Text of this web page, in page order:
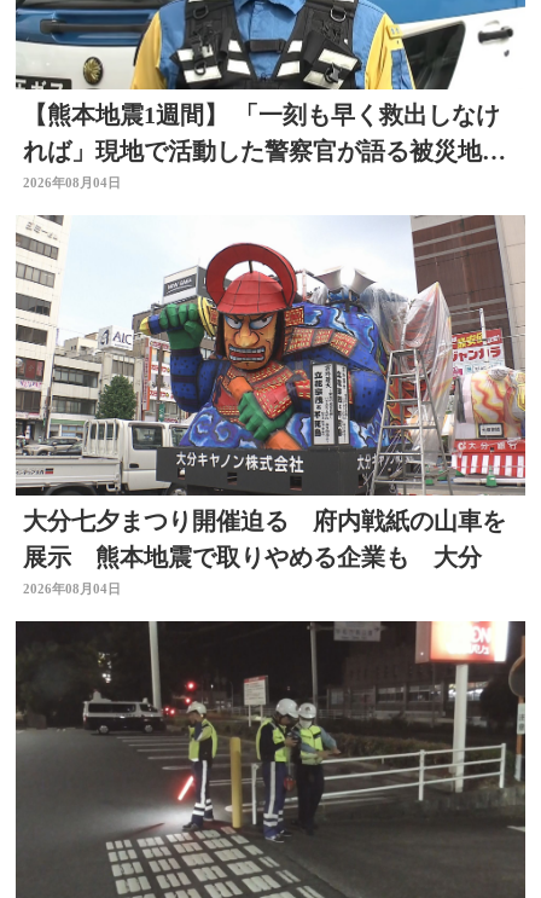
【熊本地震1週間】 「一刻も早く救出しなけ
れば」現地で活動した警察官が語る被災地の
状況 大分
2026年08月04日
大分七夕まつり開催迫る 府内戦紙の山車を
展示 熊本地震で取りやめる企業も 大分
2026年08月04日